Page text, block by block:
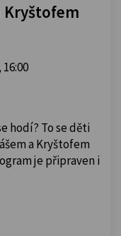
Kryštofem
16:00
hodí? To se děti
a Kryštofem
je připraven i